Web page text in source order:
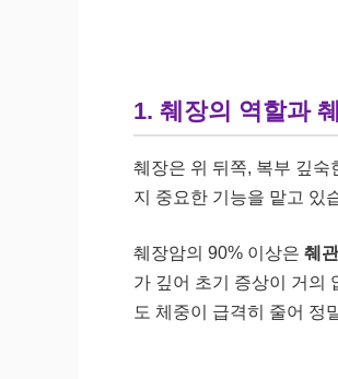
1. 췌장의 역할과
췌장은 위 뒤쪽, 복부 깊
지 중요한 기능을 맡고 있
췌장암의 90% 이상은 췌
가 깊어 초기 증상이 거의
도 체중이 급격히 줄어 정